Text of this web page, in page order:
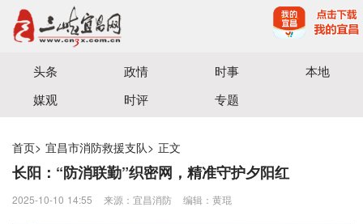
宜昌三峡融媒体中心主办
头条 政情 时事
本地
媒观
时评 专题
首页> 宜昌市消防救援支队> 正文
长阳：“防消联勤”织密网，精准守护夕阳红
2025-10-10 14:55 来源：宜昌消防 编辑：黄琨